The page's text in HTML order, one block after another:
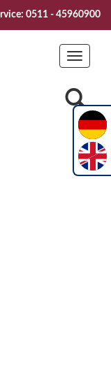
Vive la
0511 - 45960900
Toggle